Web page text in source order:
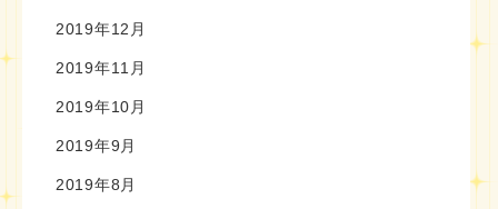
2019年12月
2019年11月
2019年10月
2019年9月
2019年8月